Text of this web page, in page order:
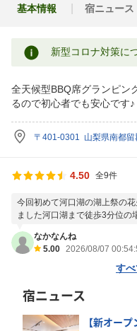
基本情報 宿ニュース
新型コロナ対策に
全天候型BBQ席グランピン
るので初心者でも安心です♪
〒401-0301 山梨県南都留
4.50 全9件
今回初めて河口湖の湖上祭の
ました河口湖まで徒歩3分位の
なかなんね
5.00 2026/08/07
す
宿ニュース
【新オー